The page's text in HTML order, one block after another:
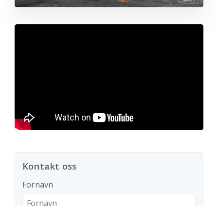
Kontakt oss
Fornavn